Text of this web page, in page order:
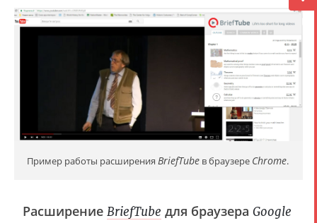
Пример работы расширения BriefTube в браузере Chrome.
Расширение BriefTube для браузера Google